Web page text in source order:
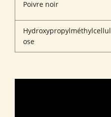
Poivre noir
Hydroxypropylméthylcellul
ose